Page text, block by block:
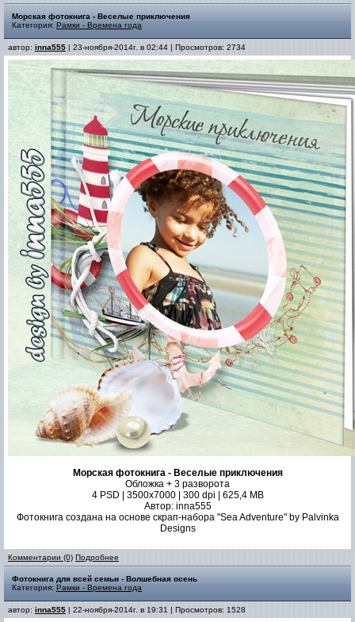
Морская фотокнига - Веселые приключения
Категория: Рамки - Времена года
автор: inna555 | 23-ноября-2014г. в 02:44 | Просмотров: 2734
Морская фотокнига - Веселые приключения
Обложка + 3 разворота
4 PSD | 3500x7000 | 300 dpi | 625,4 MB
Автор: inna555
Фотокнига создана на основе скрап-набора "Sea Adventure" by Palvinka
Designs
Комментарии (0) Подробнее
Фотокнига для всей семьи - Волшебная осень
Категория: Рамки - Времена года
автор: inna555 | 22-ноября-2014г. в 19:31 | Просмотров: 1528